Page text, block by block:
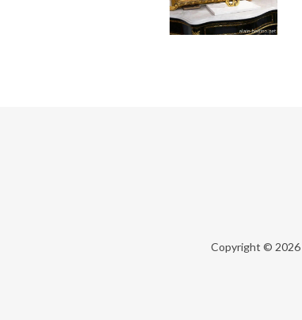
Copyright © 2026